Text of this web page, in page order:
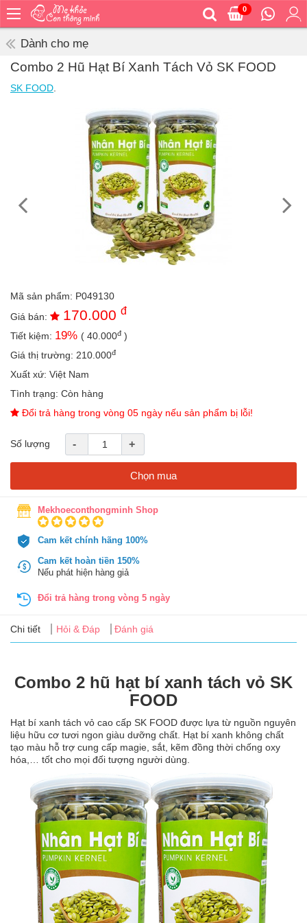
0
Bé
ăn
khỏe
an
Bé
Bé
mà
Dành
cho
cho
Đồ
dùng
trong
tức
Dành cho mẹ
Combo 2 Hũ Hạt Bí Xanh Tách Vỏ SK FOOD
SK FOOD
Mã sản phẩm: P049130
Giá bán:
170.000 đ
Tiết kiệm: 19% ( 40.000đ )
Giá thị trường: 210.000đ
Xuất xứ: Việt Nam
Tình trạng: Còn hàng
Đổi trả hàng trong vòng 05 ngày nếu sản phẩm bị lỗi!
Số lượng - +
Chọn mua
Mekhoeconthongminh Shop
Cam kết chính hãng 100%
Cam kết hoàn tiền 150%
Nếu phát hiện hàng giả
Đổi trả hàng trong vòng 5 ngày
Chi tiết Hỏi & Đáp Đánh giá
Combo 2 hũ hạt bí xanh tách vỏ SK
FOOD
Hạt bí xanh tách vỏ cao cấp SK FOOD được lựa từ nguồn nguyên
liệu hữu cơ tươi ngon giàu dưỡng chất. Hạt bí xanh không chất
tạo màu hỗ trợ cung cấp magie, sắt, kẽm đồng thời chống oxy
hóa,… tốt cho mọi đối tượng người dùng.